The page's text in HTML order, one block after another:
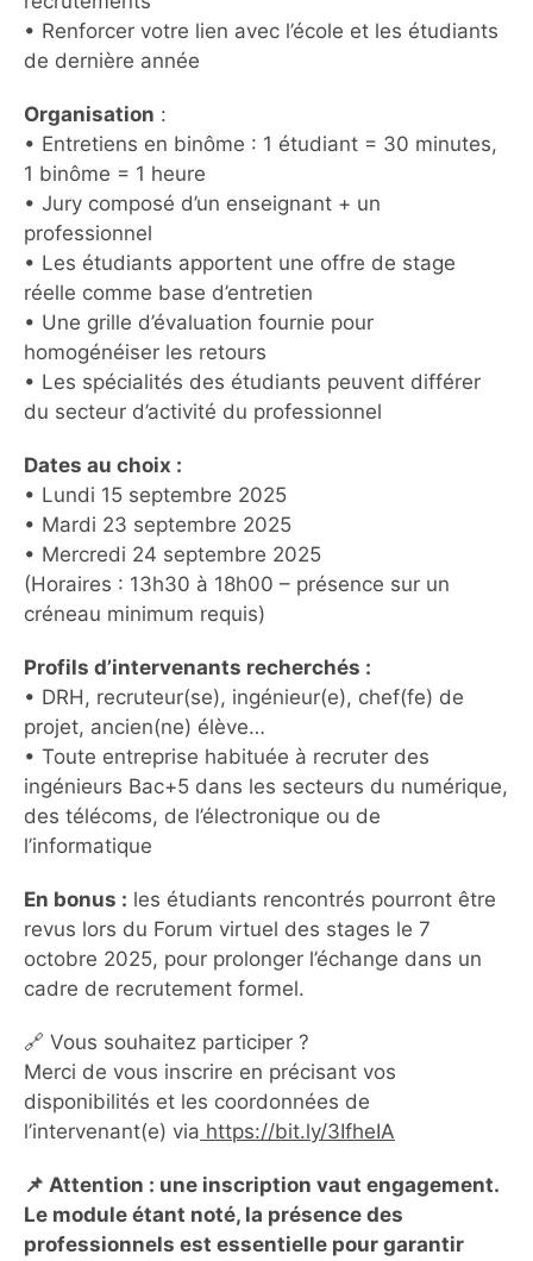
• Renforcer votre lien avec l’école et les étudiants
de dernière année
Organisation :
• Entretiens en binôme : 1 étudiant = 30 minutes,
1 binôme = 1 heure
• Jury composé d’un enseignant + un
professionnel
• Les étudiants apportent une offre de stage
réelle comme base d’entretien
• Une grille d’évaluation fournie pour
homogénéiser les retours
• Les spécialités des étudiants peuvent différer
du secteur d’activité du professionnel
Dates au choix :
• Lundi 15 septembre 2025
• Mardi 23 septembre 2025
• Mercredi 24 septembre 2025
(Horaires : 13h30 à 18h00 – présence sur un
créneau minimum requis)
Profils d’intervenants recherchés :
• DRH, recruteur(se), ingénieur(e), chef(fe) de
projet, ancien(ne) élève…
• Toute entreprise habituée à recruter des
ingénieurs Bac+5 dans les secteurs du numérique,
des télécoms, de l’électronique ou de
l’informatique
En bonus : les étudiants rencontrés pourront être
revus lors du Forum virtuel des stages le 7
octobre 2025, pour prolonger l’échange dans un
cadre de recrutement formel.
🔗 Vous souhaitez participer ?
Merci de vous inscrire en précisant vos
disponibilités et les coordonnées de
l’intervenant(e) via https://bit.ly/3IfheIA
📌 Attention : une inscription vaut engagement.
Le module étant noté, la présence des
professionnels est essentielle pour garantir